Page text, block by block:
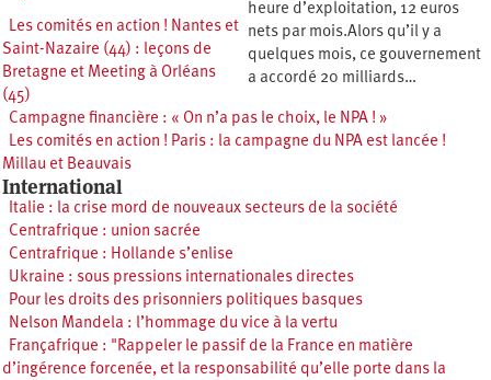
heure d’exploitation, 12 euros
nets par mois.Alors qu’il y a
quelques mois, ce gouvernement
a accordé 20 milliards…
Les comités en action ! Nantes et
Saint-Nazaire (44) : leçons de
Bretagne et Meeting à Orléans
(45)
Campagne financière : « On n’a pas le choix, le NPA ! »
Les comités en action ! Paris : la campagne du NPA est lancée !
Millau et Beauvais
International
Italie : la crise mord de nouveaux secteurs de la société
Centrafrique : union sacrée
Centrafrique : Hollande s’enlise
Ukraine : sous pressions internationales directes
Pour les droits des prisonniers politiques basques
Nelson Mandela : l’hommage du vice à la vertu
Françafrique : "Rappeler le passif de la France en matière
d’ingérence forcenée, et la responsabilité qu’elle porte dans la